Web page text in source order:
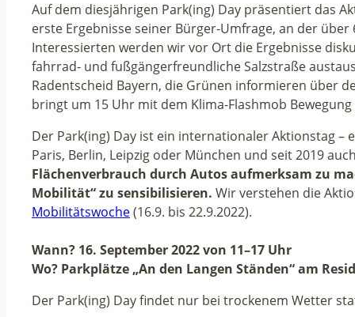
Auf dem diesjährigen Park(ing) Day präsentiert das
erste Ergebnisse seiner Bürger-Umfrage, an der
Interessierten werden wir vor Ort die Ergebnisse
fahrrad- und fußgängerfreundliche Salzstraße
Radentscheid Bayern, die Grünen informieren über
bringt um 15 Uhr mit dem Klima-Flashmob
Der Park(ing) Day ist ein internationaler Aktionstag –
Paris, Berlin, Leipzig oder München und seit 2019
Flächenverbrauch durch Autos aufmerksam zu
Mobilität“ zu sensibilisieren. Wir verstehen die
Mobilitätswoche(16.9. bis 22.9.2022).
Wann? 16. September 2022 von 11–17 Uhr
Wo? Parkplätze „An den Langen Ständen“ am
Der Park(ing) Day findet nur bei trockenem Wetter